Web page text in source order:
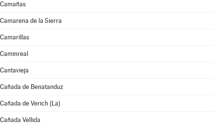
Camañas
Camarena de la Sierra
Camarillas
Caminreal
Cantavieja
Cañada de Benatanduz
Cañada de Verich (La)
Cañada Vellida